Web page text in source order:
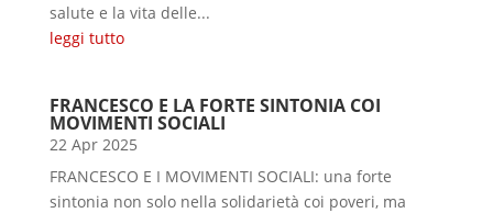
salute e la vita delle...
leggi tutto
FRANCESCO E LA FORTE SINTONIA COI
MOVIMENTI SOCIALI
22 Apr 2025
FRANCESCO E I MOVIMENTI SOCIALI: una forte
sintonia non solo nella solidarietà coi poveri, ma